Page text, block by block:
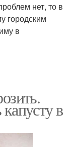
нет, то в
городским
в
в